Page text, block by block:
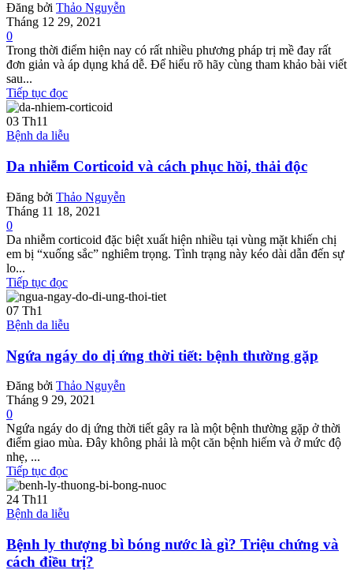
Đăng bởi Thảo Nguyễn
Tháng 12 29, 2021
0
Trong thời điểm hiện nay có rất nhiều phương pháp trị mề đay rất
đơn giản và áp dụng khá dễ. Để hiểu rõ hãy cùng tham khảo bài viết
sau...
Tiếp tục đọc
03 Th11
Bệnh da liễu
Da nhiễm Corticoid và cách phục hồi, thải độc
Đăng bởi Thảo Nguyễn
Tháng 11 18, 2021
0
Da nhiễm corticoid đặc biệt xuất hiện nhiều tại vùng mặt khiến chị
em bị “xuống sắc” nghiêm trọng. Tình trạng này kéo dài dẫn đến sự
lo...
Tiếp tục đọc
07 Th1
Bệnh da liễu
Ngứa ngáy do dị ứng thời tiết: bệnh thường gặp
Đăng bởi Thảo Nguyễn
Tháng 9 29, 2021
0
Ngứa ngáy do dị ứng thời tiết gây ra là một bệnh thường gặp ở thời
điểm giao mùa. Đây không phải là một căn bệnh hiếm và ở mức độ
nhẹ, ...
Tiếp tục đọc
24 Th11
Bệnh da liễu
Bệnh ly thượng bì bóng nước là gì? Triệu chứng và
cách điều trị?